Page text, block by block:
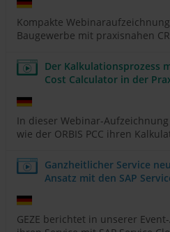
Kompakte
Baugewerbe mit praxisnahen
Der Kalkulationsprozess
Cost Calculator in der
In dieser Webinar-Aufzeichnung
wie der ORBIS PCC ihren
Ganzheitlicher Service neu
Ansatz mit den SAP
GEZE berichtet in unserer